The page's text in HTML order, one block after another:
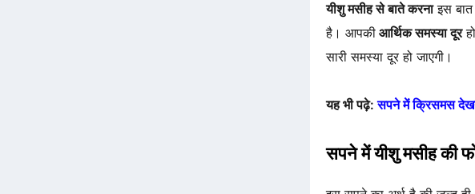
यीशु मसीह से बाते करनाइस बात
है। आपकी आर्थिक समस्या दूर
सारी समस्या दूर हो जाएगी।
यह भी पढ़े:सपने में क्रिसमस
सपने में यीशु मसीह की